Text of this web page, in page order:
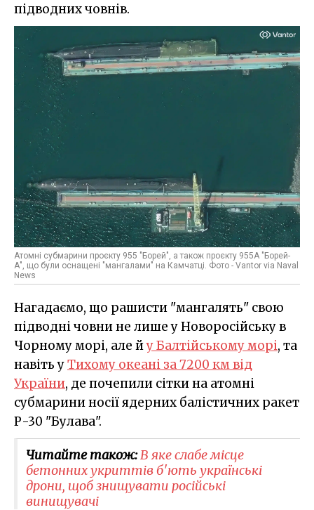
підводних човнів.
Атомні субмарини проєкту 955 "Борей", а також проєкту 955А "Борей-
А", що були оснащені "мангалами" на Камчатці. Фото - Vantor via Naval
News
Нагадаємо, що рашисти "мангалять" свою
підводні човни не лише у Новоросійську в
Чорному морі, але йу Балтійському морі, та
навіть уТихому океані за 7200 км від
України, де почепили сітки на атомні
субмарини носії ядерних балістичних ракет
Р-30 "Булава".
Читайте також:В яке слабе місце
бетонних укриттів б'ють українські
дрони, щоб знищувати російські
винищувачі